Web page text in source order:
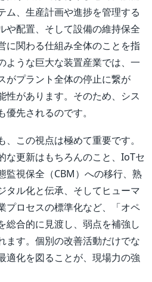
ム、生産計画や進捗を管理する
や配置、そして設備の維持保全
に関わる仕組み全体のことを指
ような巨大な装置産業では、一
がプラント全体の停止に繋が
性があります。そのため、シス
先されるのです。
この視点は極めて重要です。
な更新はもちろんのこと、IoTセ
監視保全（CBM）への移行、熟
タル化と伝承、そしてヒューマ
プロセスの標準化など、「オペ
総合的に見渡し、弱点を補強し
ます。個別の改善活動だけでな
適化を図ることが、現場力の強